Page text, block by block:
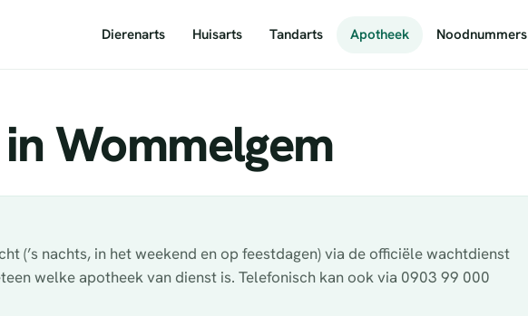
Dierenarts Huisarts Tandarts Apotheek Noodnummers
Wommelgem
(’s nachts, in het weekend en op feestdagen) via de officiële wachtdienst
welke apotheek van dienst is. Telefonisch kan ook via 0903 99 000